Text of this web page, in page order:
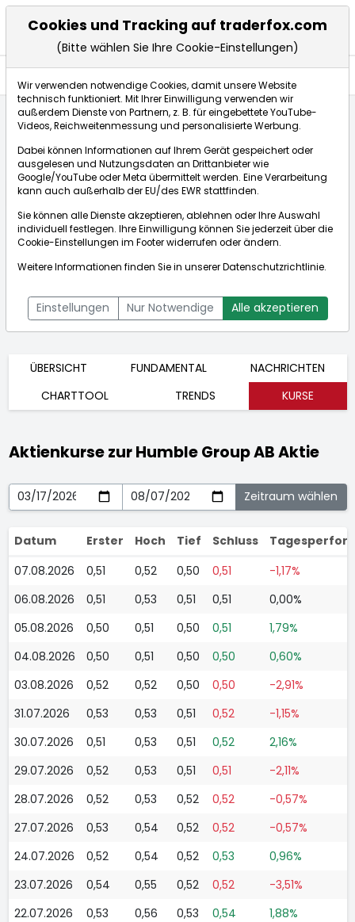
Börse:
SE0006261046]
Aktienkurse
Bid:0,506€Ask:0,516€
ÜBERSICHT FUNDAMENTAL
NACHRICHTEN
CHARTTOOL
TRENDS KURSE
Aktienkurse zur Humble Group AB Aktie
Datum Erster Hoch Tief Schluss
07.08.2026
0,51 0,52 0,50 0,51
-1,17%
06.08.2026
0,51 0,53 0,51 0,51
0,00%
05.08.2026
0,50 0,51 0,50 0,51
1,79%
04.08.2026
0,50 0,51 0,50 0,50
0,60%
03.08.2026
0,52 0,52 0,50 0,50
-2,91%
31.07.2026
0,53 0,53 0,51 0,52
-1,15%
30.07.2026
0,51 0,53 0,51 0,52
2,16%
29.07.2026
0,52 0,53 0,51 0,51
-2,11%
28.07.2026
0,52 0,53 0,52 0,52
-0,57%
27.07.2026
0,53 0,54 0,52 0,52
-0,57%
24.07.2026
0,52 0,54 0,52 0,53
0,96%
23.07.2026
0,54 0,55 0,52 0,52
-3,51%
22.07.2026
0,53 0,56 0,53 0,54
1,88%
Cookies und Tracking auf traderfox.com
(Bitte wählen Sie Ihre Cookie-Einstellungen)
Wir verwenden notwendige Cookies, damit unsere Website
technisch funktioniert. Mit Ihrer Einwilligung verwenden wir
außerdem Dienste von Partnern, z. B. für eingebettete YouTube-
Videos, Reichweitenmessung und personalisierte Werbung.
Dabei können Informationen auf Ihrem Gerät gespeichert oder
ausgelesen und Nutzungsdaten an Drittanbieter wie
Google/YouTube oder Meta übermittelt werden. Eine Verarbeitung
kann auch außerhalb der EU/des EWR stattfinden.
Sie können alle Dienste akzeptieren, ablehnen oder Ihre Auswahl
individuell festlegen. Ihre Einwilligung können Sie jederzeit über die
Cookie-Einstellungen im Footer widerrufen oder ändern.
Weitere Informationen finden Sie in unsererDatenschutzrichtlinie.
Einstellungen Nur Notwendige Alle akzeptieren